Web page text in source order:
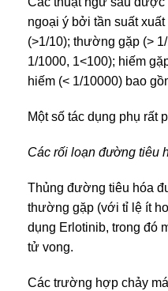
ngoại ý bởi tần suất
(>1/10); thường gặp (>
1/1000, 1<100); hiếm
hiếm (< 1/10000) bao
Một số tác dụng phụ rất
Các rối loạn đường tiêu
Thủng đường tiêu hóa
thường gặp (với tỉ lệ ít
dụng Erlotinib, trong đó
tử vong.
Các trường hợp chảy